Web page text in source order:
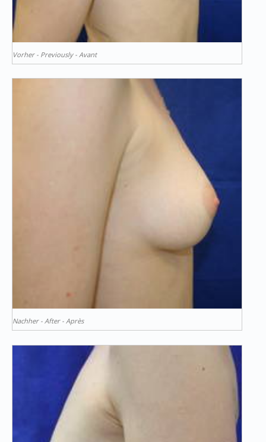
Vorher - Previously - Avant
Nachher - After - Après